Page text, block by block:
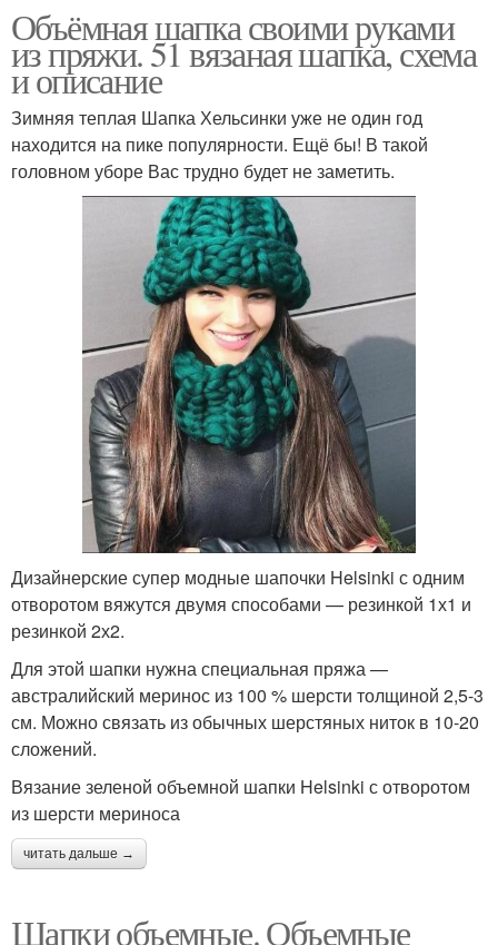
Объёмная шапка своими руками
из пряжи. 51 вязаная шапка, схема
и описание
Зимняя теплая Шапка Хельсинки уже не один год
находится на пике популярности. Ещё бы! В такой
головном уборе Вас трудно будет не заметить.
Дизайнерские супер модные шапочки Helsinki с одним
отворотом вяжутся двумя способами — резинкой 1х1 и
резинкой 2х2.
Для этой шапки нужна специальная пряжа —
австралийский меринос из 100 % шерсти толщиной 2,5-3
см. Можно связать из обычных шерстяных ниток в 10-20
сложений.
Вязание зеленой объемной шапки Helsinki с отворотом
из шерсти мериноса
читать дальше →
Шапки объемные. Объемные